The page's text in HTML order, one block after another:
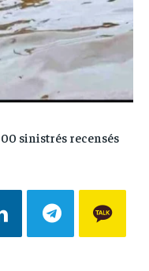
sinistrés recensés